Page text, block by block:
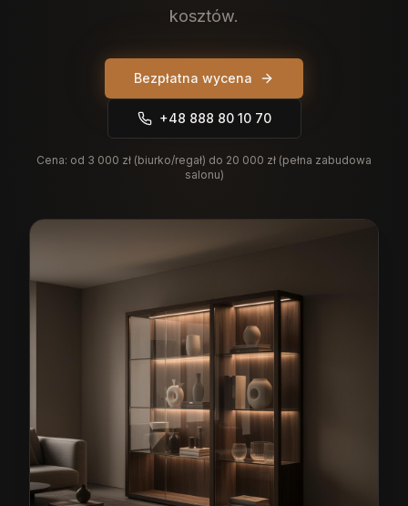
kosztów.
Bezpłatna wycena
+48 888 80 10 70
Cena: od 3 000 zł (biurko/regał) do 20 000 zł (pełna zabudowa
salonu)